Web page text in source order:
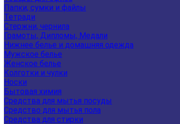
Папки, сумки и файлы
Тетради
Стержни, чернила
Грамоты, Дипломы, Медали
Нижнее белье и домашняя одежда
Мужское белье
Женское белье
Колготки и чулки
Носки
Бытовая химия
Средства для мытья посуды
Средство для мытья пола
Средства для стирки